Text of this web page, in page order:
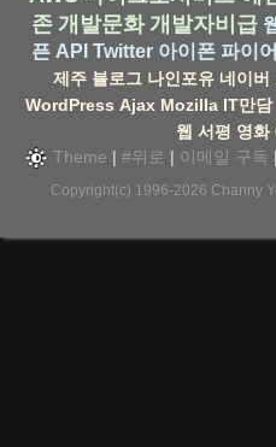
존 개발문화 개발자비급
픈 API Twitter 아이폰 파이
제주 블로그 나인포유 네이버
WordPress Ajax Mozilla IT만담
웹 서평 영화
Theme | #위로 | 이메일 구독 |
Copyright(c) 1996-2026 Channy